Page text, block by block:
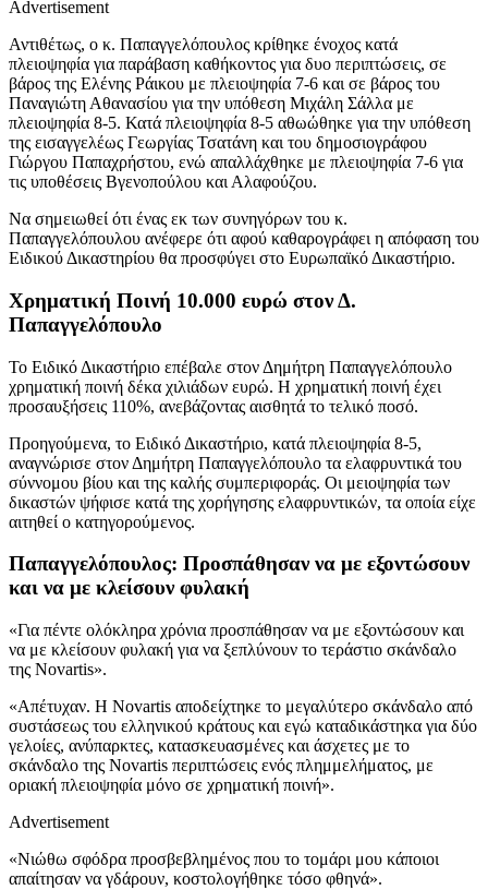
Advertisement
Αντιθέτως, ο κ. Παπαγγελόπουλος κρίθηκε ένοχος κατά
πλειοψηφία για παράβαση καθήκοντος για δυο περιπτώσεις, σε
βάρος της Ελένης Ράικου με πλειοψηφία 7-6 και σε βάρος του
Παναγιώτη Αθανασίου για την υπόθεση Μιχάλη Σάλλα με
πλειοψηφία 8-5. Κατά πλειοψηφία 8-5 αθωώθηκε για την υπόθεση
της εισαγγελέως Γεωργίας Τσατάνη και του δημοσιογράφου
Γιώργου Παπαχρήστου, ενώ απαλλάχθηκε με πλειοψηφία 7-6 για
τις υποθέσεις Βγενοπούλου και Αλαφούζου.
Να σημειωθεί ότι ένας εκ των συνηγόρων του κ.
Παπαγγελόπουλου ανέφερε ότι αφού καθαρογράφει η απόφαση του
Ειδικού Δικαστηρίου θα προσφύγει στο Ευρωπαϊκό Δικαστήριο.
Χρηματική Ποινή 10.000 ευρώ στον Δ.
Παπαγγελόπουλο
Το Ειδικό Δικαστήριο επέβαλε στον Δημήτρη Παπαγγελόπουλο
χρηματική ποινή δέκα χιλιάδων ευρώ. Η χρηματική ποινή έχει
προσαυξήσεις 110%, ανεβάζοντας αισθητά το τελικό ποσό.
Προηγούμενα, το Ειδικό Δικαστήριο, κατά πλειοψηφία 8-5,
αναγνώρισε στον Δημήτρη Παπαγγελόπουλο τα ελαφρυντικά του
σύννομου βίου και της καλής συμπεριφοράς. Οι μειοψηφία των
δικαστών ψήφισε κατά της χορήγησης ελαφρυντικών, τα οποία είχε
αιτηθεί ο κατηγορούμενος.
Παπαγγελόπουλος: Προσπάθησαν να με εξοντώσουν
και να με κλείσουν φυλακή
«Για πέντε ολόκληρα χρόνια προσπάθησαν να με εξοντώσουν και
να με κλείσουν φυλακή για να ξεπλύνουν το τεράστιο σκάνδαλο
της Novartis».
«Απέτυχαν. Η Novartis αποδείχτηκε το μεγαλύτερο σκάνδαλο από
συστάσεως του ελληνικού κράτους και εγώ καταδικάστηκα για δύο
γελοίες, ανύπαρκτες, κατασκευασμένες και άσχετες με το
σκάνδαλο της Novartis περιπτώσεις ενός πλημμελήματος, με
οριακή πλειοψηφία μόνο σε χρηματική ποινή».
Advertisement
«Νιώθω σφόδρα προσβεβλημένος που το τομάρι μου κάποιοι
απαίτησαν να γδάρουν, κοστολογήθηκε τόσο φθηνά».